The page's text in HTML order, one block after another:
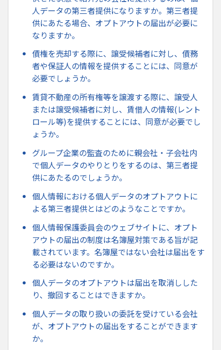
人データの第三者提供になりますか。第三者提
供にあたる場合、オプトアウトの届出が必要に
なりますか。
債権を売却する際に、譲受候補者に対し、債務
者や保証人の情報を提供することには、同意が
必要でしょうか。
賃貸不動産の所有権等を譲渡する際に、譲受人
または譲受候補者に対し、賃借人の情報(レント
ロール等)を提供することには、同意が必要でし
ょうか。
グループ企業の監査のために親会社・子会社内
で個人データのやりとりをするのは、第三者提
供にあたるのでしょうか。
個人情報における個人データのオプトアウトに
よる第三者提供とはどのようなことですか。
個人情報保護委員会のウェブサイトに、オプト
アウトの届出の制度は名簿屋対策である旨が記
載されています。名簿屋ではない会社は届出をす
る必要はないのですか。
個人データのオプトアウトは届出を取消しした
り、撤回することはできますか。
個人データの取り扱いの委託を受けている会社
が、オプトアウトの届出をすることができます
か。